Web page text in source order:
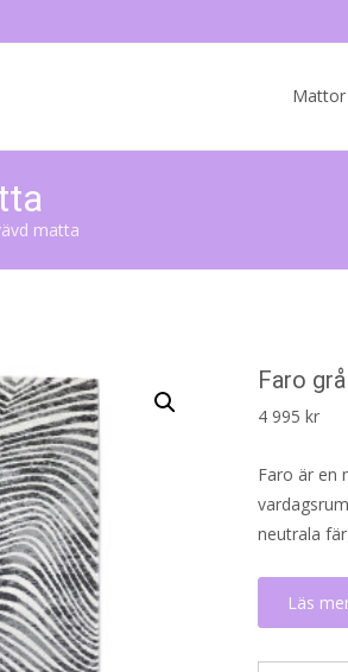
Mattor
matta
Faro
4 995 kr
Faro är en
neutrala
Läs